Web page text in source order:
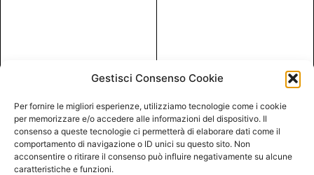
Gestisci Consenso Cookie
Per fornire le migliori esperienze, utilizziamo tecnologie come i cookie
per memorizzare e/o accedere alle informazioni del dispositivo. Il
consenso a queste tecnologie ci permetterà di elaborare dati come il
comportamento di navigazione o ID unici su questo sito. Non
acconsentire o ritirare il consenso può influire negativamente su alcune
caratteristiche e funzioni.